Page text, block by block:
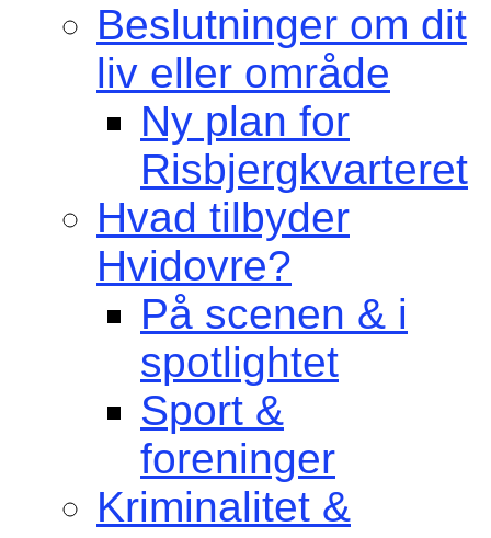
Beslutninger om dit
liv eller område
Ny plan for
Risbjergkvarteret
Hvad tilbyder
Hvidovre?
På scenen & i
spotlightet
Sport &
foreninger
Kriminalitet &